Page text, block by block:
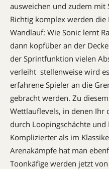
ausweichen und zudem
Richtig komplex werden
Wandlauf: Wie Sonic lernt
dann kopfüber an der
der Sprintfunktion vielen
verleiht  stellenweise wird
erfahrene Spieler an die
gebracht werden. Zu
Wettlauflevels, in denen Ihr
durch Loopingschächte
Komplizierter als im
Arenakämpfe hat man
Toonkäfige werden jetzt